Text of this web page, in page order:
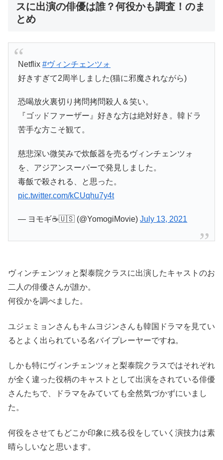
スに出演の俳優は誰？何役かも調査！のま
とめ
Netflix#ヴィンチェンツォ
好きすぎて2周半しました(猫に邪魔されながら)
恐喝放火裏切り拷問拷問殺人＆笑い。
『ゴッドファーザー』好きな方は絶対好き。韓ドラ
苦手な方こそ観て。
慈悲深い微笑みで炊飯器を売るヴィンチェンツォ
を、アジアンスーパーで発見しました。
毒飯で殺される、と思った。
pic.twitter.com/kCUqhu7y4t
— ヨモギ☕️🇺🇸 (@YomogiMovie)July 13, 2021
ヴィンチェンツォと梨泰院クラスに出演したキャストのお
二人の俳優さんが誰か。
何役かを調べました。
ユジェミョンさんもキムヨジンさんも韓国ドラマを見てい
るとよく出られている名バイプレーヤーですね。
しかも特にヴィンチェンツォと梨泰院クラスではそれぞれ
が全く違った役柄のキャストとして出演をされている俳優
さんたちで、ドラマをみていても全然気づかずにいまし
た。
何役をさせてもどこか印象に残る役をしていく演技力は素
晴らしいなと思います。